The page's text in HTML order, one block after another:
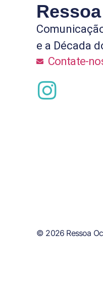
e a Década
Contate-
© 2026 Ressoa